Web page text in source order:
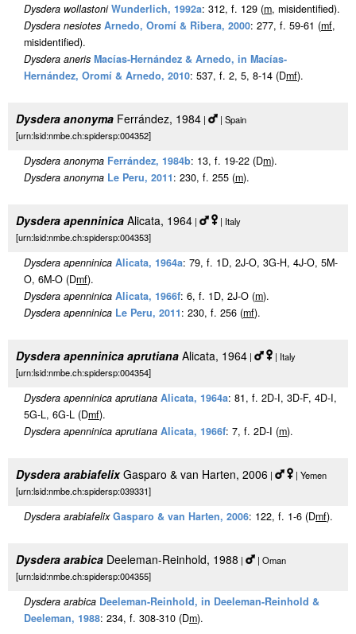
Dysdera wollastoni Wunderlich, 1992a: 312, f. 129 (m, misidentified).
Dysdera nesiotes Arnedo, Oromí & Ribera, 2000: 277, f. 59-61 (mf,
misidentified).
Dysdera aneris Macías-Hernández & Arnedo, in Macías-
Hernández, Oromí & Arnedo, 2010: 537, f. 2, 5, 8-14 (Dmf).
Dysdera anonyma Ferrández, 1984 |
| Spain
[urn:lsid:nmbe.ch:spidersp:004352]
Dysdera anonyma Ferrández, 1984b: 13, f. 19-22 (Dm).
Dysdera anonyma Le Peru, 2011: 230, f. 255 (m).
Dysdera apenninica Alicata, 1964 |
| Italy
[urn:lsid:nmbe.ch:spidersp:004353]
Dysdera apenninica Alicata, 1964a: 79, f. 1D, 2J-O, 3G-H, 4J-O, 5M-
O, 6M-O (Dmf).
Dysdera apenninica Alicata, 1966f: 6, f. 1D, 2J-O (m).
Dysdera apenninica Le Peru, 2011: 230, f. 256 (mf).
Dysdera apenninica aprutiana Alicata, 1964 |
| Italy
[urn:lsid:nmbe.ch:spidersp:004354]
Dysdera apenninica aprutiana Alicata, 1964a: 81, f. 2D-I, 3D-F, 4D-I,
5G-L, 6G-L (Dmf).
Dysdera apenninica aprutiana Alicata, 1966f: 7, f. 2D-I (m).
Dysdera arabiafelixGasparo & van Harten, 2006 |
| Yemen
[urn:lsid:nmbe.ch:spidersp:039331]
Dysdera arabiafelix Gasparo & van Harten, 2006: 122, f. 1-6 (Dmf).
Dysdera arabica Deeleman-Reinhold, 1988 |
| Oman
[urn:lsid:nmbe.ch:spidersp:004355]
Dysdera arabica Deeleman-Reinhold, in Deeleman-Reinhold &
Deeleman, 1988: 234, f. 308-310 (Dm).